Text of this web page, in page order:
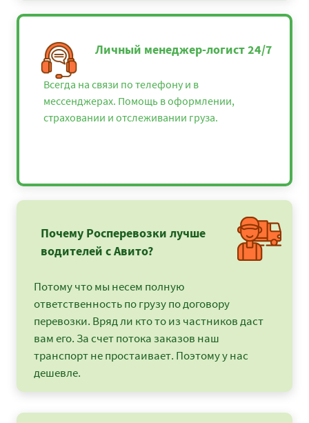
Личный менеджер-логист 24/7
Всегда на связи по телефону и в
мессенджерах. Помощь в оформлении,
страховании и отслеживании груза.
Почему Росперевозки лучше
водителей с Авито?
Потому что мы несем полную
ответственность по грузу по договору
перевозки. Вряд ли кто то из частников даст
вам его. За счет потока заказов наш
транспорт не простаивает. Поэтому у нас
дешевле.